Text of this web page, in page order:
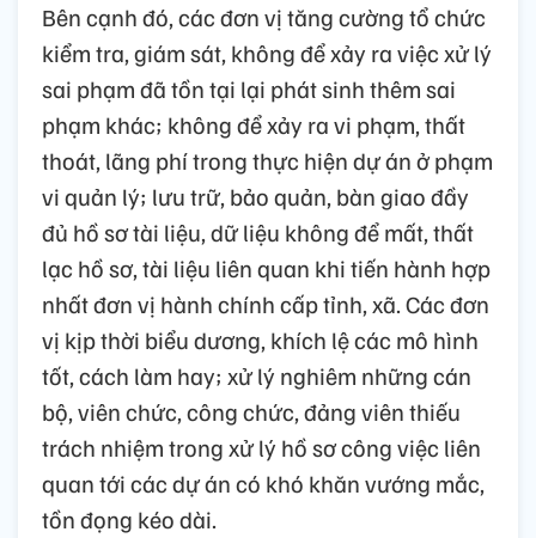
Bên cạnh đó, các đơn vị tăng cường tổ chức
kiểm tra, giám sát, không để xảy ra việc xử lý
sai phạm đã tồn tại lại phát sinh thêm sai
phạm khác; không để xảy ra vi phạm, thất
thoát, lãng phí trong thực hiện dự án ở phạm
vi quản lý; lưu trữ, bảo quản, bàn giao đầy
đủ hồ sơ tài liệu, dữ liệu không để mất, thất
lạc hồ sơ, tài liệu liên quan khi tiến hành hợp
nhất đơn vị hành chính cấp tỉnh, xã. Các đơn
vị kịp thời biểu dương, khích lệ các mô hình
tốt, cách làm hay; xử lý nghiêm những cán
bộ, viên chức, công chức, đảng viên thiếu
trách nhiệm trong xử lý hồ sơ công việc liên
quan tới các dự án có khó khăn vướng mắc,
tồn đọng kéo dài.